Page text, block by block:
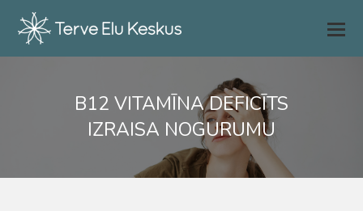
B12 VITAMĪNA DEFICĪTS
IZRAISA NOGURUMU